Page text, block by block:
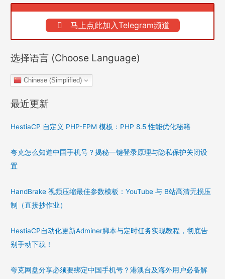
马上点此加入Telegram频道
选择语言 (Choose Language)
Chinese (Simplified)
最近更新
HestiaCP 自定义 PHP-FPM 模板：PHP 8.5 性能优化秘籍
夸克怎么知道中国手机号？揭秘一键登录原理与隐私保护关闭设
置
HandBrake 视频压缩最佳参数模板：YouTube 与 B站高清无损压
制（直接抄作业）
HestiaCP自动化更新Adminer脚本与定时任务实现教程，彻底告
别手动下载！
夸克网盘分享必须要绑定中国手机号？港澳台及海外用户必备解